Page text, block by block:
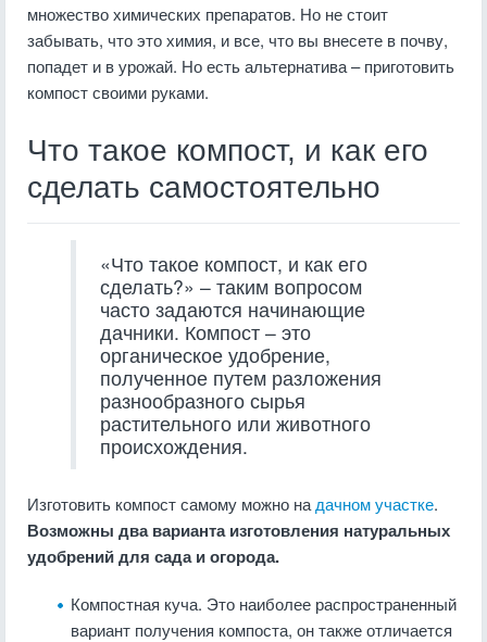
множество химических препаратов. Но не стоит
забывать, что это химия, и все, что вы внесете в почву,
попадет и в урожай. Но есть альтернатива – приготовить
компост своими руками.
Что такое компост, и как его
сделать самостоятельно
«Что такое компост, и как его
сделать?» – таким вопросом
часто задаются начинающие
дачники. Компост – это
органическое удобрение,
полученное путем разложения
разнообразного сырья
растительного или животного
происхождения.
Изготовить компост самому можно на дачном участке.
Возможны два варианта изготовления натуральных
удобрений для сада и огорода.
Компостная куча. Это наиболее распространенный
вариант получения компоста, он также отличается